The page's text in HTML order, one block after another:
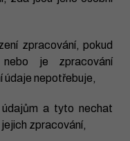
zpracování, pokud
je zpracování
údaje nepotřebuje,
a tyto nechat
zpracování,